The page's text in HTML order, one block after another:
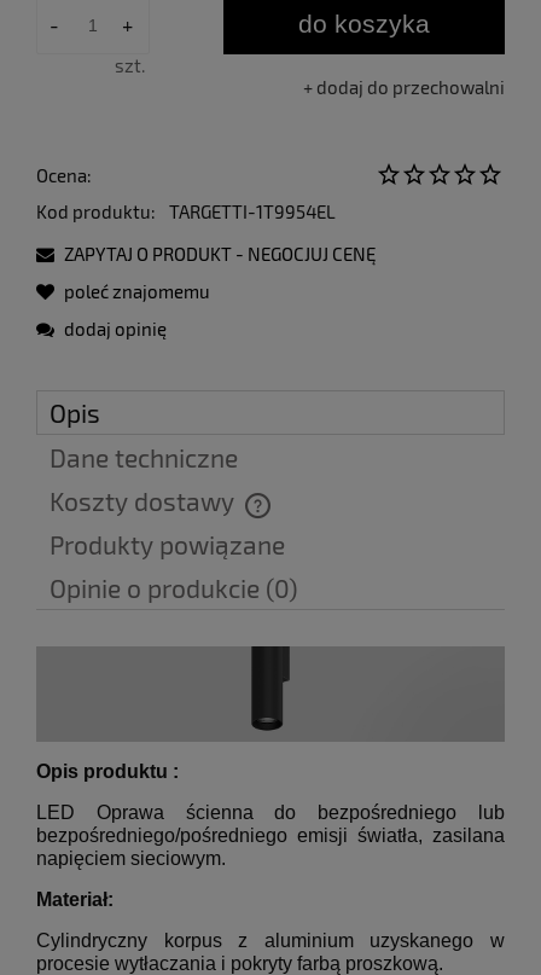
- +
szt.
do koszyka
dodaj do przechowalni
Ocena:
Kod produktu:
TARGETTI-1T9954EL
ZAPYTAJ O PRODUKT - NEGOCJUJ CENĘ
poleć znajomemu
dodaj opinię
Opis
Dane techniczne
Koszty dostawy
Cena nie zawiera ewentualnych kosztów płatności
Produkty powiązane
Opinie o produkcie (0)
Opis produktu :
LED Oprawa ścienna do bezpośredniego lub
bezpośredniego/pośredniego emisji światła, zasilana
napięciem sieciowym.
Materiał:
Cylindryczny korpus z aluminium uzyskanego w
procesie wytłaczania i pokryty farbą proszkową.